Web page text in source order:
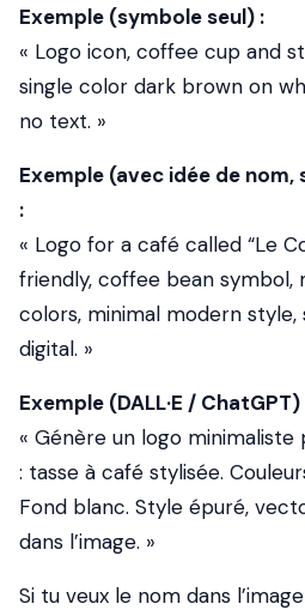
Exemple (symbole seul) :
« Logo icon, coffee cup and
single color dark brown on
no text. »
Exemple (avec idée de nom,
:
« Logo for a café called “Le
friendly, coffee bean symbol,
colors, minimal modern
digital. »
Exemple (DALL·E / ChatGPT)
« Génère un logo
: tasse à café stylisée.
Fond blanc. Style épuré,
dans l’image. »
Si tu veux le nom dans